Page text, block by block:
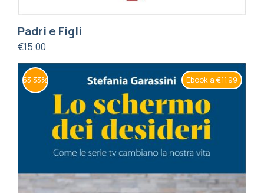
Padri e Figli
€15,00
Ebook a €11,99
53.33%